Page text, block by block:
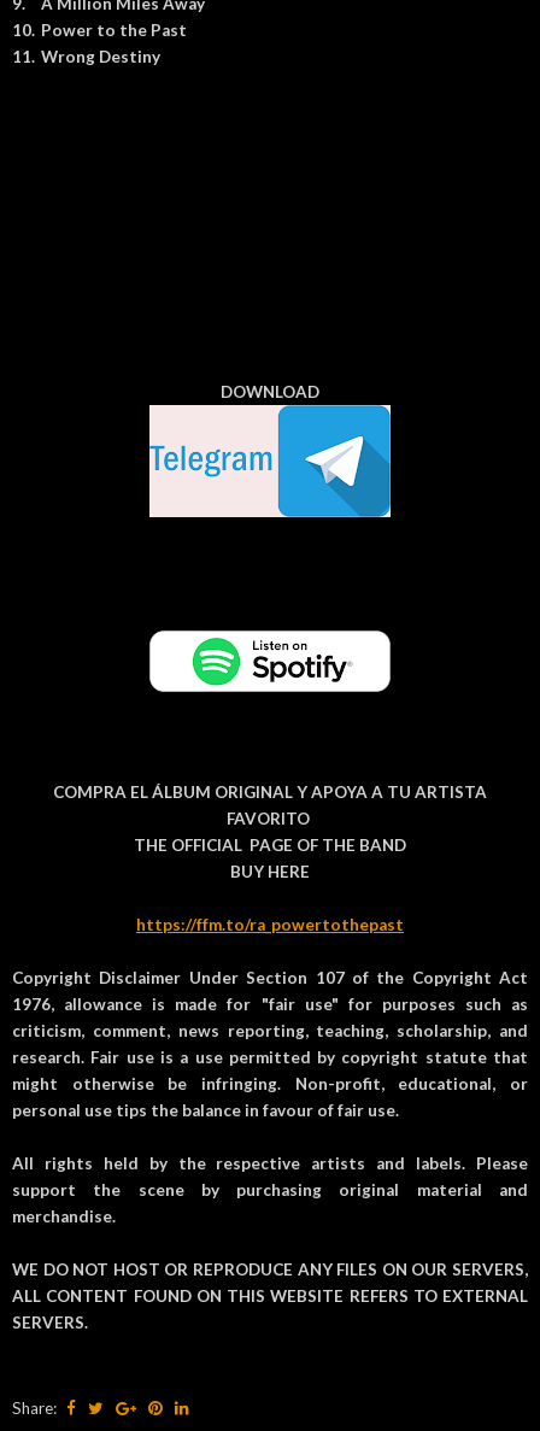
10. Power to the Past
11. Wrong Destiny
DOWNLOAD
COMPRA EL ÁLBUM ORIGINAL Y APOYA A TU ARTISTA
FAVORITO
THE OFFICIAL PAGE OF THE BAND
BUY HERE
https://ffm.to/ra_powertothepast
Copyright Disclaimer Under Section 107 of the Copyright Act
1976, allowance is made for "fair use" for purposes such as
criticism, comment, news reporting, teaching, scholarship, and
research. Fair use is a use permitted by copyright statute that
might otherwise be infringing. Non-profit, educational, or
personal use tips the balance in favour of fair use.
All rights held by the respective artists and labels. Please
support the scene by purchasing original material and
merchandise.
WE DO NOT HOST OR REPRODUCE ANY FILES ON OUR SERVERS,
ALL CONTENT FOUND ON THIS WEBSITE REFERS TO EXTERNAL
SERVERS.
Share: